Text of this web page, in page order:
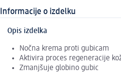
Informacije o izdelku
Opis izdelka
Nočna krema proti gubicam
Aktivira proces regeneracije
Zmanjšuje globino gubic